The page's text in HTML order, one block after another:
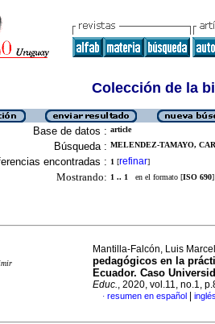
Colección de la
Base de datos : article
Búsqueda : MELENDEZ-TAMAYO,
encontradas : 1 [refinar]
Mostrando: 1 .. 1 en el formato [ISO 690]
Mantilla-Falcón, Luis
pedagógicos en la
Ecuador. Caso
Educ., 2020, vol.11, no.1,
· resumen en español inglés